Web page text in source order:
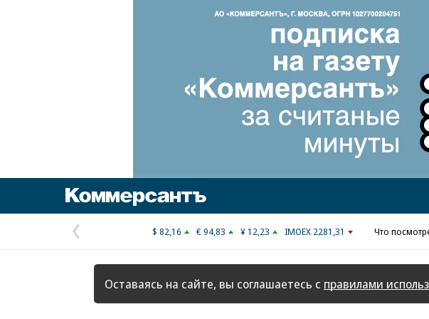
Предыдущая
страница
$ 82,16 € 94,83 ¥ 12,23 IMOEX 2281,31 Что
Оставаясь на сайте, вы соглашаетесь с правилами